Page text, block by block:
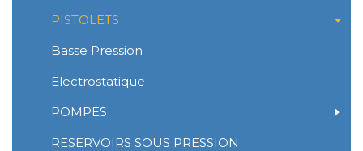
PISTOLETS
Basse Pression
Electrostatique
POMPES
RESERVOIRS SOUS PRESSION